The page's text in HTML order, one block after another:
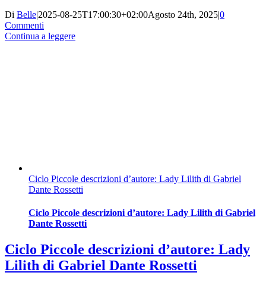
Di Belle|2025-08-25T17:00:30+02:00Agosto 24th, 2025|0
Commenti
Continua a leggere
Ciclo Piccole descrizioni d’autore: Lady Lilith di Gabriel
Dante Rossetti
Ciclo Piccole descrizioni d’autore: Lady Lilith di Gabriel
Dante Rossetti
Ciclo Piccole descrizioni d’autore: Lady
Lilith di Gabriel Dante Rossetti